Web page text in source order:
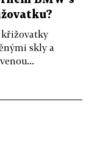
křižovatky
skly a